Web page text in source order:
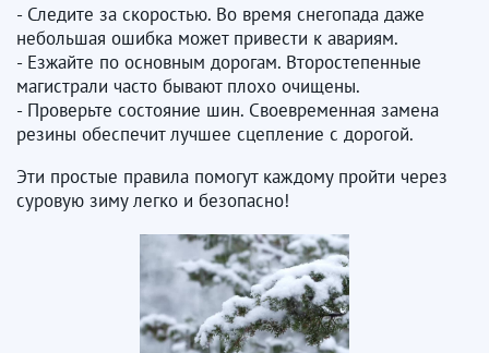
- Следите за скоростью. Во время снегопада даже
небольшая ошибка может привести к авариям.
- Езжайте по основным дорогам. Второстепенные
магистрали часто бывают плохо очищены.
- Проверьте состояние шин. Своевременная замена
резины обеспечит лучшее сцепление с дорогой.
Эти простые правила помогут каждому пройти через
суровую зиму легко и безопасно!